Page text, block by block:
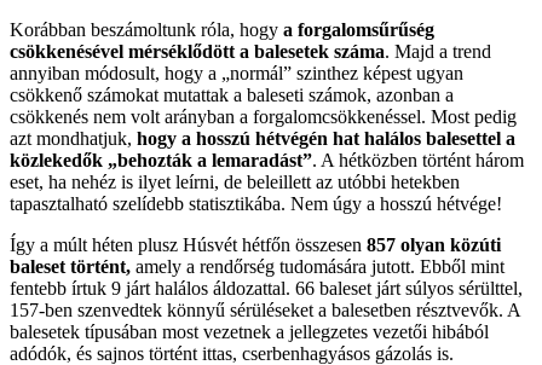
Korábban beszámoltunk róla, hogy a forgalomsűrűség
csökkenésével mérséklődött a balesetek száma. Majd a trend
annyiban módosult, hogy a „normál” szinthez képest ugyan
csökkenő számokat mutattak a baleseti számok, azonban a
csökkenés nem volt arányban a forgalomcsökkenéssel. Most pedig
azt mondhatjuk, hogy a hosszú hétvégén hat halálos balesettel a
közlekedők „behozták a lemaradást”. A hétközben történt három
eset, ha nehéz is ilyet leírni, de beleillett az utóbbi hetekben
tapasztalható szelídebb statisztikába. Nem úgy a hosszú hétvége!
Így a múlt héten plusz Húsvét hétfőn összesen 857 olyan közúti
baleset történt, amely a rendőrség tudomására jutott. Ebből mint
fentebb írtuk 9 járt halálos áldozattal. 66 baleset járt súlyos sérülttel,
157-ben szenvedtek könnyű sérüléseket a balesetben résztvevők. A
balesetek típusában most vezetnek a jellegzetes vezetői hibából
adódók, és sajnos történt ittas, cserbenhagyásos gázolás is.